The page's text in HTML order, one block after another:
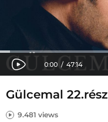
Gülcemal 22.rész
9.481 views